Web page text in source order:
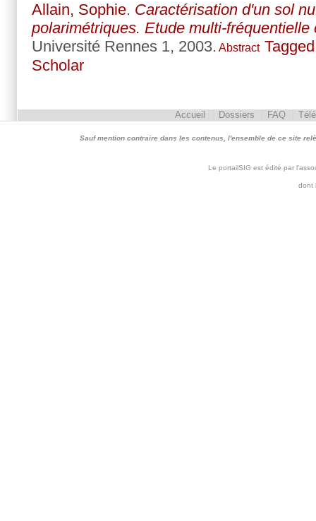
Allain, Sophie. Caractérisation d'un sol
polarimétriques. Etude multi-fréquentielle
Université Rennes 1, 2003. Abstract Tagged
Scholar
Accueil Dossiers FAQ
Sauf mention contraire dans les contenus, l'ensemble de ce site
Le portailSIG est édité par
dont